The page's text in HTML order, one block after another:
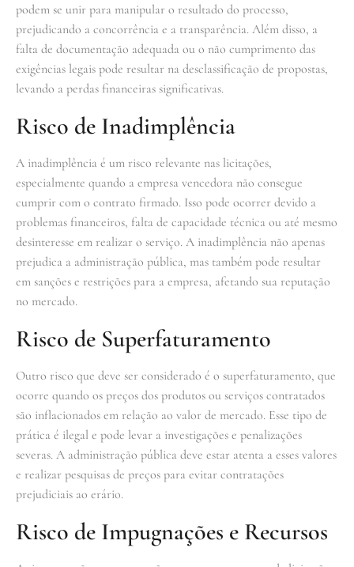
podem se unir para manipular o resultado do processo,
prejudicando a concorrência e a transparência. Além disso, a
falta de documentação adequada ou o não cumprimento das
exigências legais pode resultar na desclassificação de propostas,
levando a perdas financeiras significativas.
Risco de Inadimplência
A inadimplência é um risco relevante nas licitações,
especialmente quando a empresa vencedora não consegue
cumprir com o contrato firmado. Isso pode ocorrer devido a
problemas financeiros, falta de capacidade técnica ou até mesmo
desinteresse em realizar o serviço. A inadimplência não apenas
prejudica a administração pública, mas também pode resultar
em sanções e restrições para a empresa, afetando sua reputação
no mercado.
Risco de Superfaturamento
Outro risco que deve ser considerado é o superfaturamento, que
ocorre quando os preços dos produtos ou serviços contratados
são inflacionados em relação ao valor de mercado. Esse tipo de
prática é ilegal e pode levar a investigações e penalizações
severas. A administração pública deve estar atenta a esses valores
e realizar pesquisas de preços para evitar contratações
prejudiciais ao erário.
Risco de Impugnações e Recursos